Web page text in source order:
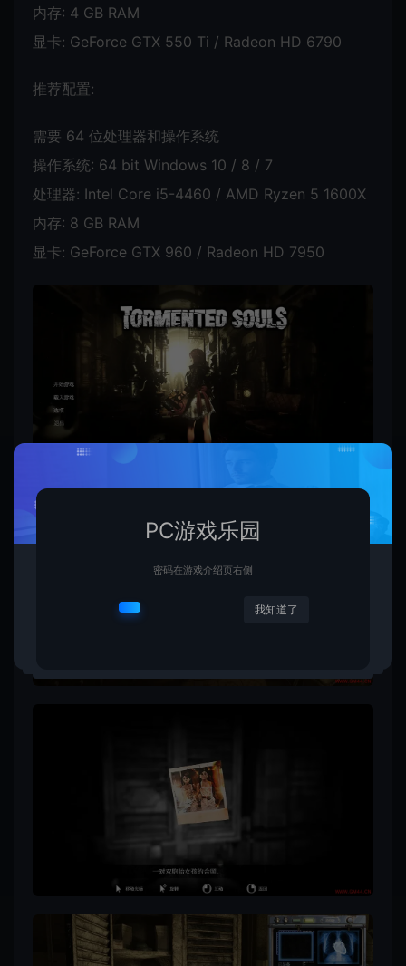
内存: 4 GB RAM
显卡: GeForce GTX 550 Ti / Radeon HD 6790
推荐配置:
需要 64 位处理器和操作系统
操作系统: 64 bit Windows 10 / 8 / 7
处理器: Intel Core i5-4460 / AMD Ryzen 5 1600X
内存: 8 GB RAM
显卡: GeForce GTX 960 / Radeon HD 7950
PC游戏乐园
密码在游戏介绍页右侧
我知道了